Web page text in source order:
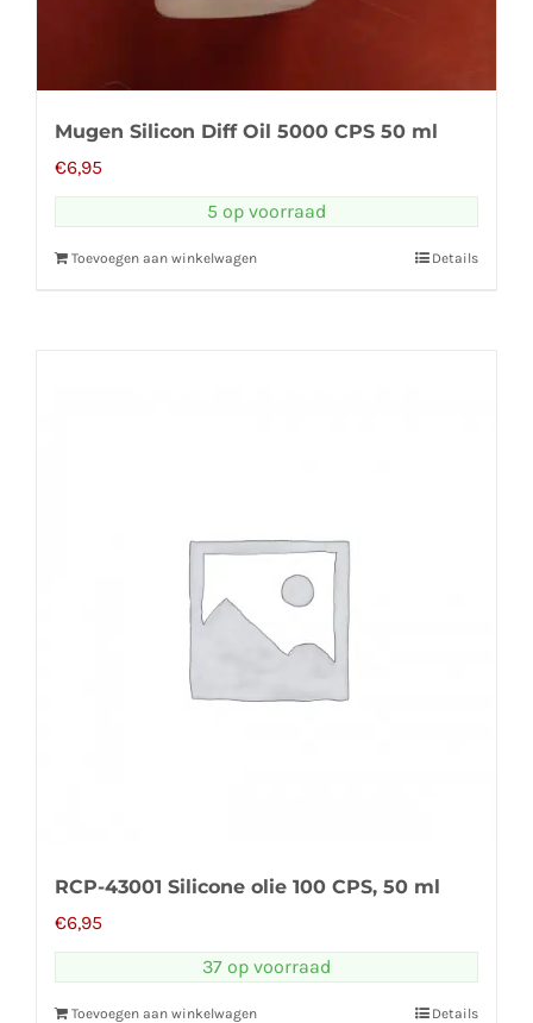
Mugen Silicon Diff Oil 5000 CPS 50 ml
€6,95
5 op voorraad
Toevoegen aan winkelwagen Details
RCP-43001 Silicone olie 100 CPS, 50 ml
€6,95
37 op voorraad
Toevoegen aan winkelwagen Details